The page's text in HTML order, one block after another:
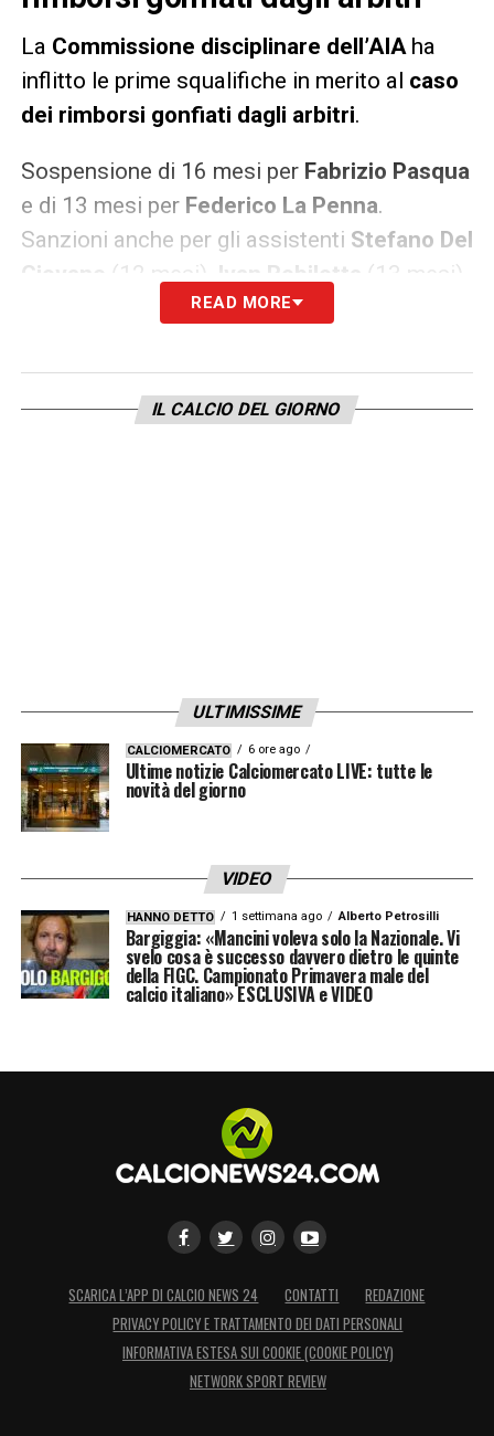
La Commissione disciplinare dell’AIAha
inflitto le prime squalifiche in merito al caso
dei rimborsi gonfiati dagli arbitri.
Sospensione di 16 mesi per Fabrizio Pasqua
e di 13 mesi per Federico La Penna.
Sanzioni anche per gli assistenti Stefano Del
Giovane
(12 mesi), Ivan Robilotta
(13 mesi),
Robilotta(14 mesi),
LA PLAYLIST DELLE NOSTRE TOP NEWS
READ MORE
IL CALCIO DEL GIORNO
ULTIMISSIME
CALCIOMERCATO 6 ore ago
Ultime notizie Calciomercato LIVE: tutte le
novità del giorno
VIDEO
HANNO DETTO 1 settimana ago Alberto Petrosilli
Bargiggia: «Mancini voleva solo la Nazionale. Vi
svelo cosa è successo davvero dietro le quinte
della FIGC. Campionato Primavera male del
calcio italiano» ESCLUSIVA e VIDEO
SCARICA L’APP DI CALCIO NEWS 24 CONTATTI
REDAZIONE
PRIVACY POLICY E TRATTAMENTO DEI DATI PERSONALI
INFORMATIVA ESTESA SUI COOKIE (COOKIE POLICY)
NETWORK SPORT REVIEW